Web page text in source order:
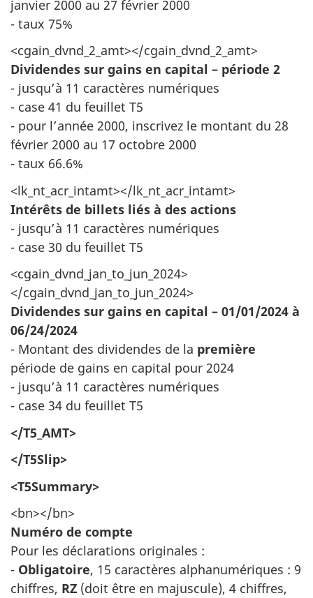
janvier 2000 au 27 février 2000
- taux 75%
<cgain_dvnd_2_amt></cgain_dvnd_2_amt>
Dividendes sur gains en capital – période 2
- jusqu’à 11 caractères numériques
- case 41 du feuillet T5
- pour l’année 2000, inscrivez le montant du 28
février 2000 au 17 octobre 2000
- taux 66.6%
<lk_nt_acr_intamt></lk_nt_acr_intamt>
Intérêts de billets liés à des actions
- jusqu’à 11 caractères numériques
- case 30 du feuillet T5
<cgain_dvnd_jan_to_jun_2024>
</cgain_dvnd_jan_to_jun_2024>
Dividendes sur gains en capital – 01/01/2024 à
06/24/2024
- Montant des dividendes de la première
période de gains en capital pour 2024
- jusqu’à 11 caractères numériques
- case 34 du feuillet T5
</T5_AMT>
</T5Slip>
<T5Summary>
<bn></bn>
Numéro de compte
Pour les déclarations originales :
- Obligatoire, 15 caractères alphanumériques : 9
chiffres, RZ (doit être en majuscule), 4 chiffres,